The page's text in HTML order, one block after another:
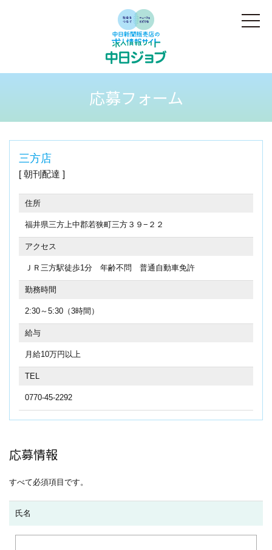
応募フォーム
三方店
朝刊配達
住所
福井県三方上中郡若狭町三方３９−２２
アクセス
ＪＲ三方駅徒歩1分 年齢不問 普通自動車免許
勤務時間
2:30～5:30（3時間）
給与
月給10万円以上
TEL
0770-45-2292
応募情報
すべて必須項目です。
氏名